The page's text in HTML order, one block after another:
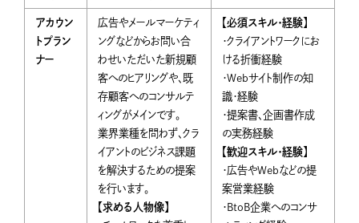
アカウン
トプラン
ナー
広告やメールマーケティ
ングなどからお問い合
わせいただいた新規顧
客へのヒアリングや、既
存顧客へのコンサルテ
ィングがメインです。
業界業種を問わず、クラ
イアントのビジネス課題
を解決するための提案
を行います。
【求める人物像】
【必須スキル・経験】
・クライアントワークにお
ける折衝経験
・Webサイト制作の知
識・経験
・提案書、企画書作成
の実務経験
【歓迎スキル・経験】
・広告やWebなどの提
案営業経験
・BtoB企業へのコンサ